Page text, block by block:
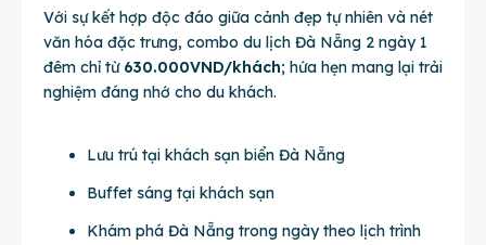
Với sự kết hợp độc đáo giữa cảnh đẹp tự nhiên và nét
văn hóa đặc trưng, combo du lịch Đà Nẵng 2 ngày 1
đêm chỉ từ 630.000VND/khách; hứa hẹn mang lại trải
nghiệm đáng nhớ cho du khách.
Lưu trú tại khách sạn biển Đà Nẵng
Buffet sáng tại khách sạn
Khám phá Đà Nẵng trong ngày theo lịch trình